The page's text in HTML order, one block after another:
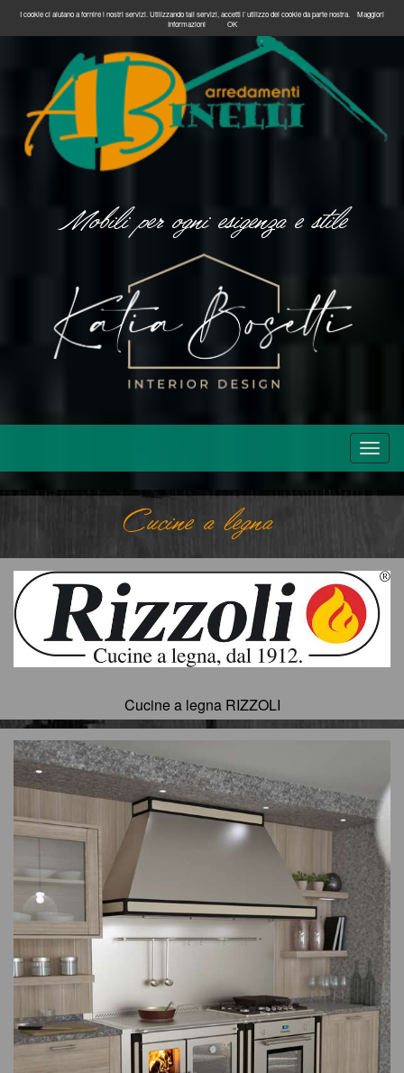
Mobili per ogni esigenza e stile
Cucine a legna
Cucine a legna RIZZOLI
I cookie ci aiutano a fornire i nostri servizi. Utilizzando tali servizi, accetti l`utilizzo dei cookie da parte nostra.
Maggiori
Informazioni
OK